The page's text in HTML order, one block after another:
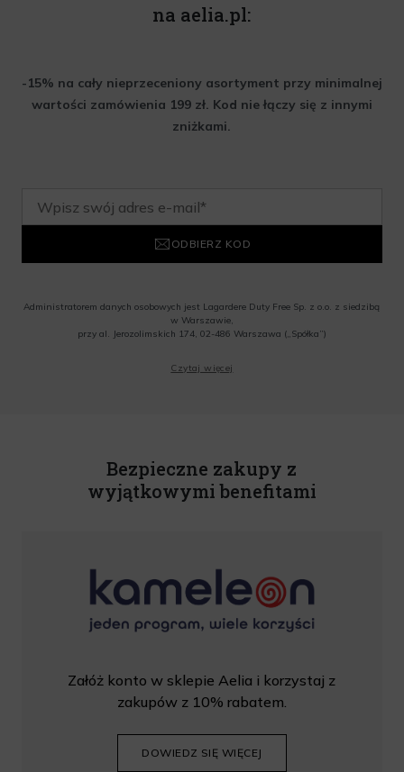
na aelia.pl:
-15% na cały nieprzeceniony asortyment przy minimalnej
wartości zamówienia 199 zł. Kod nie łączy się z innymi
zniżkami.
ODBIERZ KOD
Administratorem danych osobowych jest Lagardere Duty Free Sp. z o.o. z siedzibą
w Warszawie,
przy al. Jerozolimskich 174, 02-486 Warszawa („Spółka”)
o.o. informacji handlowych, w tym newslettera, informacji o promocjach i
Czytaj więcej
Bezpieczne zakupy z
wyjątkowymi benefitami
Załóż konto w sklepie Aelia i korzystaj z
zakupów z 10% rabatem.
DOWIEDZ SIĘ WIĘCEJ